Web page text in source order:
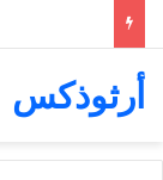
أرثوذكس